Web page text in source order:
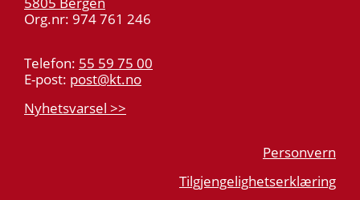
Org.nr: 974 761 246
Telefon: 55 59 75 00
E-post: post@kt.no
Nyhetsvarsel >>
Personvern
Tilgjengelighetserklæring